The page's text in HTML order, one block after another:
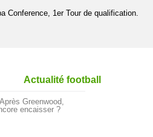
Conference, 1er Tour de qualification.
Actualité football
Greenwood,
encaisser ?